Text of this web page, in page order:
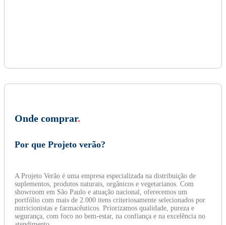
Onde comprar.
Por que Projeto verão?
A Projeto Verão é uma empresa especializada na distribuição de
suplementos, produtos naturais, orgânicos e vegetarianos. Com
showroom em São Paulo e atuação nacional, oferecemos um
portfólio com mais de 2.000 itens criteriosamente selecionados por
nutricionistas e farmacêuticos. Priorizamos qualidade, pureza e
segurança, com foco no bem-estar, na confiança e na excelência no